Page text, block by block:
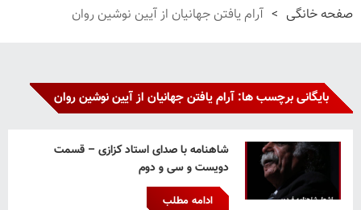
صفحه خانگی > آرام یافتن جهانیان از آیین نوشین روان
بایگانی برچسب ها: آرام یافتن جهانیان از آیین نوشین روان
شاهنامه با صدای استاد کزازی – قسمت
دویست و سی و دوم
ادامه مطلب